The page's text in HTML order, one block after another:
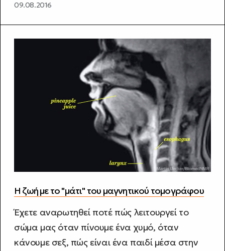
09.08.2016
Η ζωή με το "μάτι" του μαγνητικού τομογράφου
Έχετε αναρωτηθεί ποτέ πώς λειτουργεί το
σώμα μας όταν πίνουμε ένα χυμό, όταν
κάνουμε σεξ, πώς είναι ένα παιδί μέσα στην